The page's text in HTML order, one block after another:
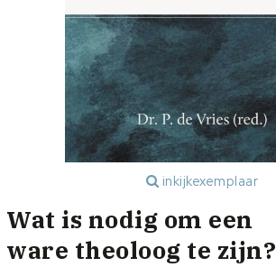
inkijkexemplaar
Wat is nodig om een
ware theoloog te zijn?